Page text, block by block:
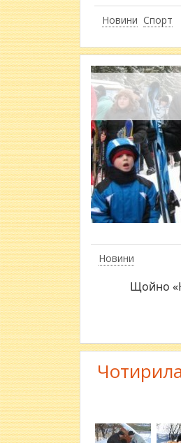
Новини Спорт
Новини
Щойно